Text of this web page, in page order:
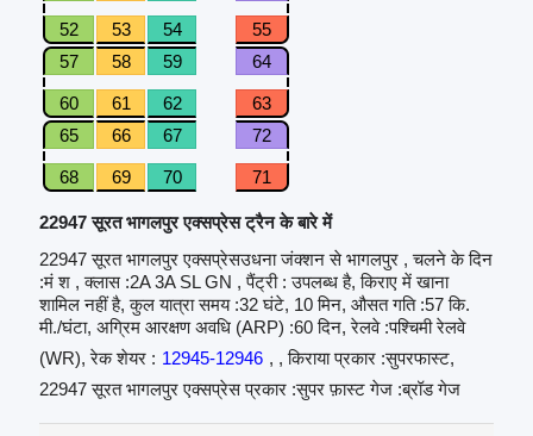
52 53 54
55
57
58 59 64
60 61 62
63
65
66 67 72
68 69 70 71
22947 सूरत भागलपुर एक्सप्रेस ट्रैन के बारे में
22947 सूरत भागलपुर एक्सप्रेसउधना जंक्शन से भागलपुर , चलने के दिन
:मं श , क्लास :2A 3A SL GN , पैंट्री : उपलब्ध है, किराए में खाना
शामिल नहीं है, कुल यात्रा समय :32 घंटे, 10 मिन, औसत गति :57 कि.
मी./घंटा, अग्रिम आरक्षण अवधि (ARP) :60 दिन, रेलवे :पश्चिमी रेलवे
(WR), रेक शेयर : 12945-12946 , , किराया प्रकार :सुपरफास्ट,
22947 सूरत भागलपुर एक्सप्रेस प्रकार :सुपर फ़ास्ट गेज :ब्रॉड गेज